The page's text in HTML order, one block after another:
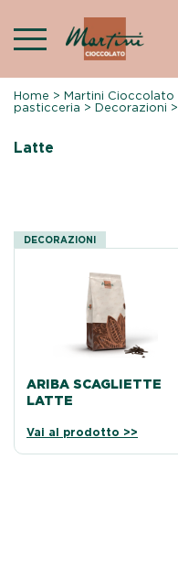
content
Home >Martini Cioccolato
pasticceria >Decorazioni >
Latte
DECORAZIONI
ARIBA SCAGLIETTE
LATTE
Vai al prodotto >>